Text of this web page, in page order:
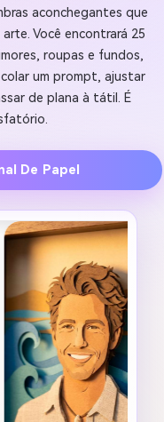
aconchegantes que
Você encontrará 25
roupas e fundos,
um prompt, ajustar
de plana à tátil. É
De Papel